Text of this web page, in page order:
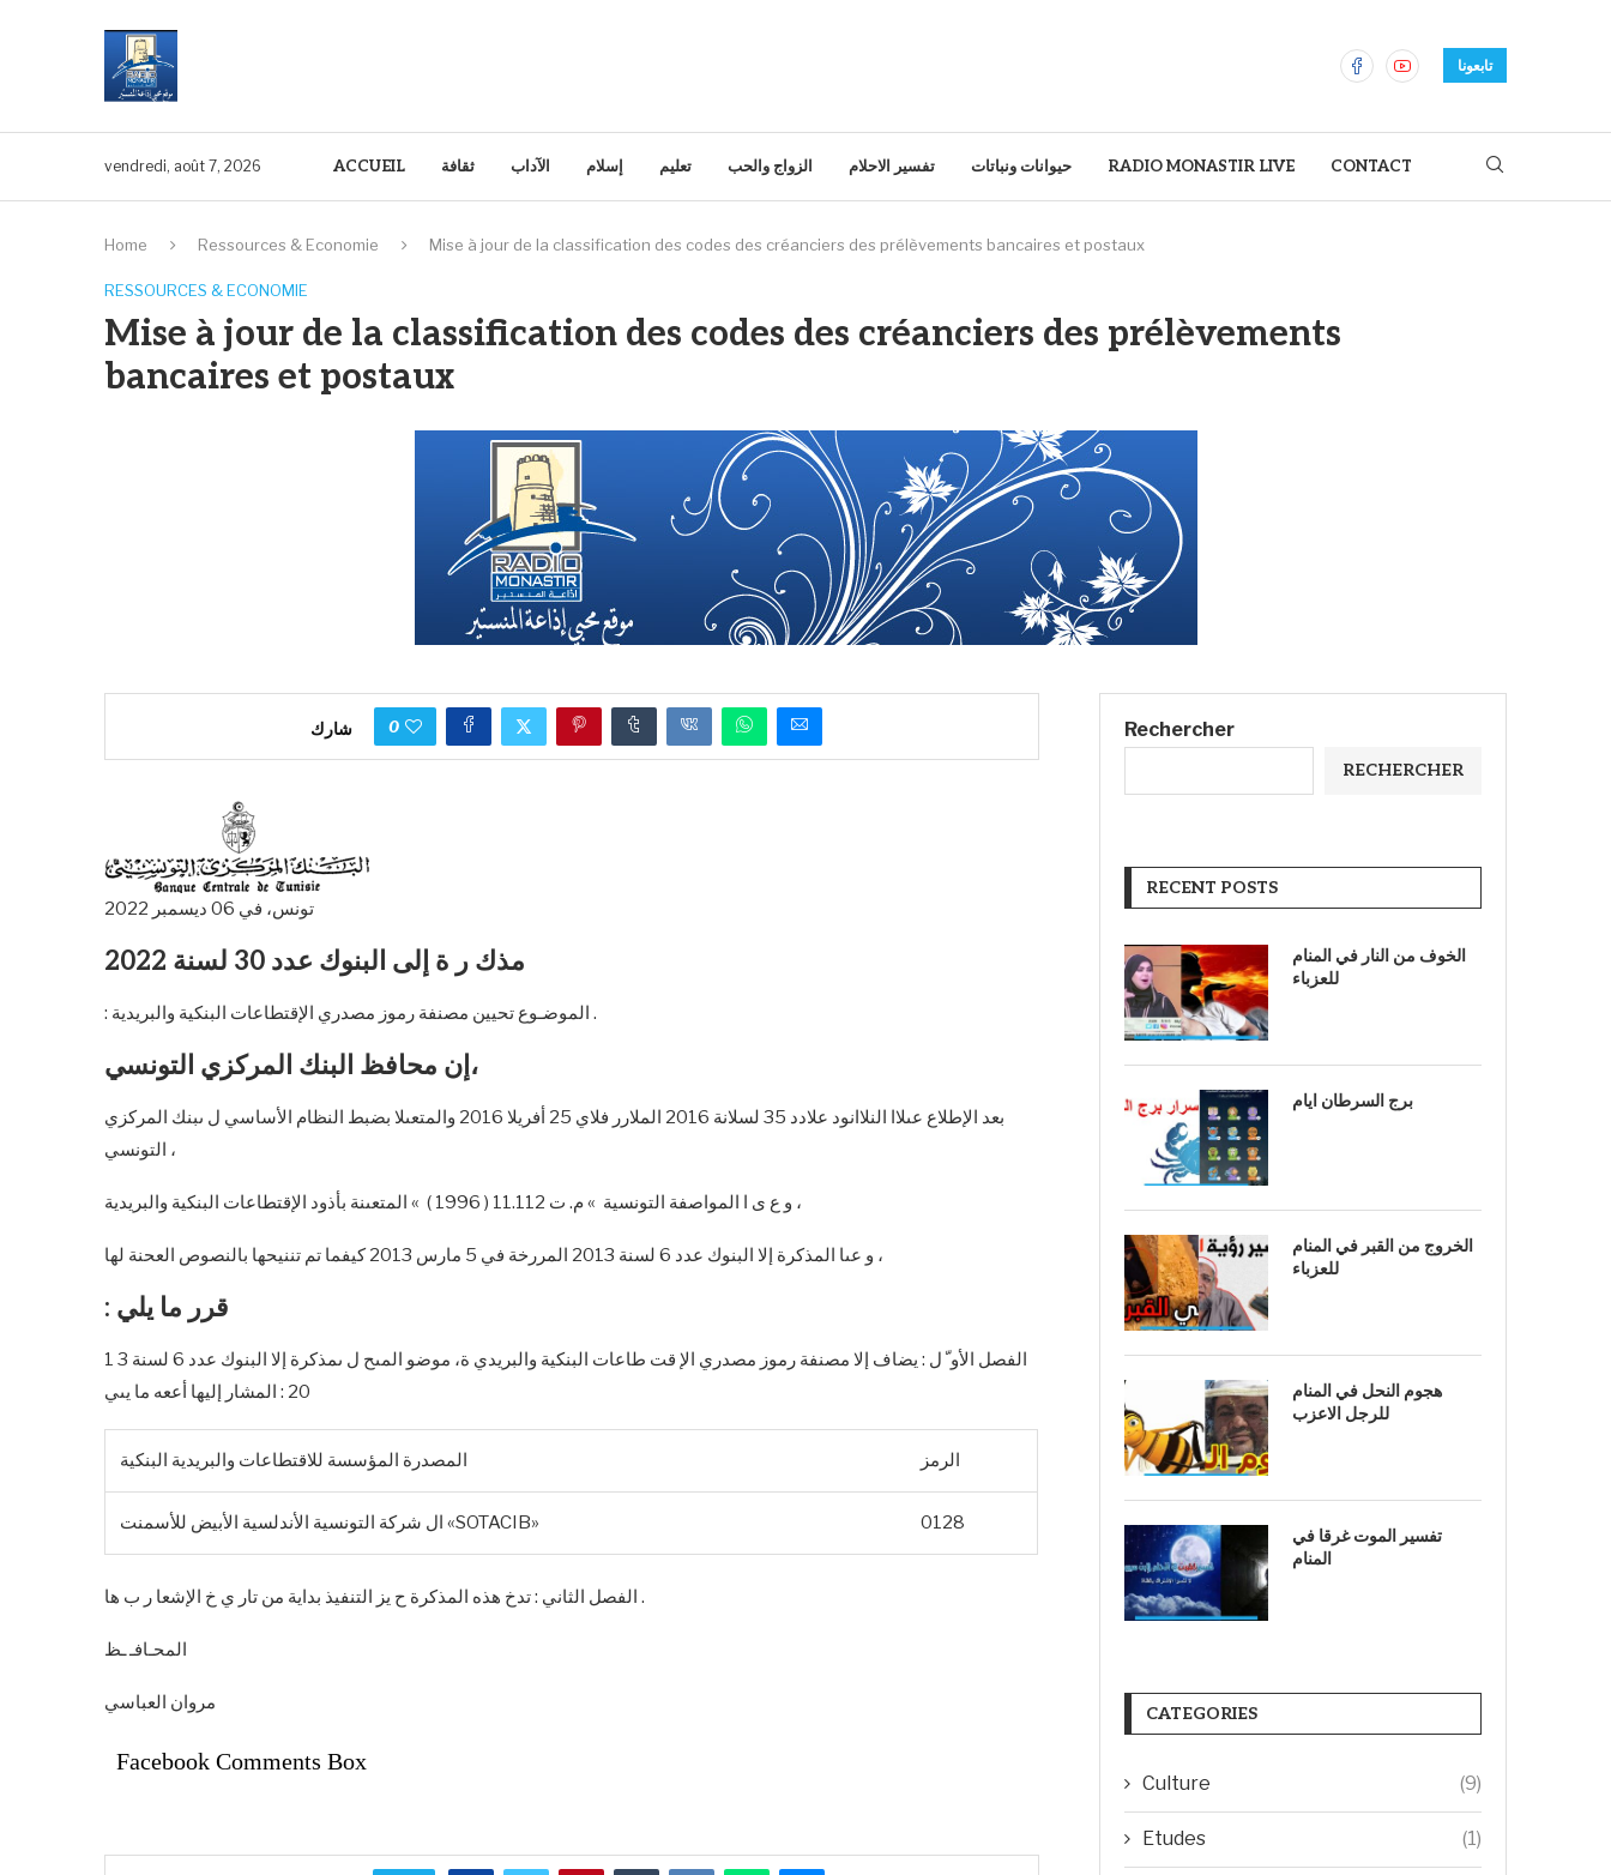
تابعونا
vendredi, août 7, 2026 ACCUEIL ثقافة الآداب إسلام تعليم الزواج والحب تفسير الاحلام حيوانات ونباتات RADIO MONASTIR LIVE CONTACT
Home Ressources & Economie Mise à jour de la classification des codes des créanciers des prélèvements bancaires et postaux
RESSOURCES & ECONOMIE
Mise à jour de la classification des codes des créanciers des prélèvements
bancaires et postaux
شارك 0
تونس، في 06 ديسمبر 2022
مذك ر ة إلى البنوك عدد 30 لسنة 2022
: الموضـوع تحيين مصنفة رموز مصدري الإقتطاعات البنكية والبريدية .
إن محافظ البنك المركزي التونسي،
بعد الإطلاع عىلاا النلاانود علادد 35 لسلانة 2016 الملارر فلاي 25 أفريلا 2016 والمتعىلا بضبط النظام الأساسي ل ىبنك المركزي
التونسي ،
و ع ى ا المواصفة التونسية » م. ت 11.112 ( 1996 ) » المتعىنة بأذود الإقتطاعات البنكية والبريدية ،
و عىا المذكرة إلا البنوك عدد 6 لسنة 2013 المررخة في 5 مارس 2013 كيفما تم تننيحها بالنصوص العحنة لها ،
: قرر ما يلي
الفصل الأو ّ ل : يضاف إلا مصنفة رموز مصدري الإ قت طاعات البنكية والبريدي ة، موضو المىح ل ىمذكرة إلا البنوك عدد 6 لسنة 3 1
20 : المشار إليها أععه ما يىي
المصدرة المؤسسة للاقتطاعات والبريدية البنكية الرمز
ال شركة التونسية الأندلسية الأبيض للأسمنت «SOTACIB» 0128
الفصل الثاني : تدخ هذه المذكرة ح يز التنفيذ بداية من تار ي خ الإشعا ر ب ها .
المحـافـ ـظ
مروان العباسي
Facebook Comments Box
Rechercher
RECHERCHER
RECENT POSTS
الخوف من النار في المنام
للعزباء
برج السرطان ايام
الخروج من القبر في المنام
للعزباء
هجوم النحل في المنام
للرجل الاعزب
تفسير الموت غرقا في
المنام
CATEGORIES
Culture (9)
Etudes (1)